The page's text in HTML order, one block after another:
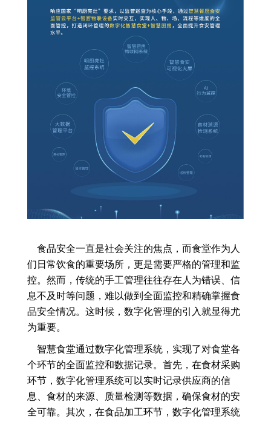
食品安全一直是社会关注的焦点，而食堂作为人
们日常饮食的重要场所，更是需要严格的管理和监
控。然而，传统的手工管理往往存在人为错误、信
息不及时等问题，难以做到全面监控和精确掌握食
品安全情况。这时候，数字化管理的引入就显得尤
为重要。
智慧食堂通过数字化管理系统，实现了对食堂各
个环节的全面监控和数据记录。首先，在食材采购
环节，数字化管理系统可以实时记录供应商的信
息、食材的来源、质量检测等数据，确保食材的安
全可靠。其次，在食品加工环节，数字化管理系统